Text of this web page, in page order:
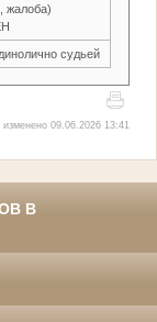
жалоба)
судьей
изменено 09.06.2026 13:41
В